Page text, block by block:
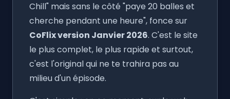
Chill" mais sans le côté "paye 20 balles et
cherche pendant une heure", fonce sur
CoFlix version Janvier 2026. C'est le site
le plus complet, le plus rapide et surtout,
c'est l'original qui ne te trahira pas au
milieu d'un épisode.